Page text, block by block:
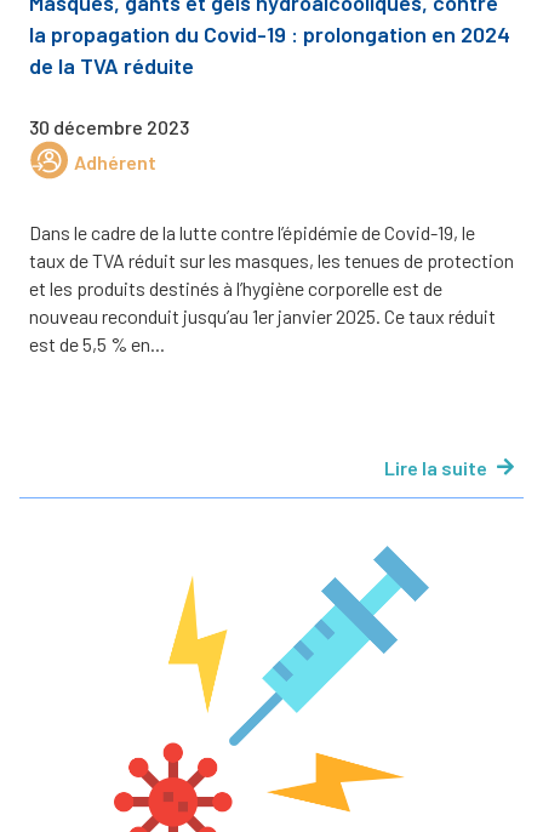
la propagation du Covid-19 : prolongation en 2024
de la TVA réduite
30 décembre 2023
Adhérent
Dans le cadre de la lutte contre l’épidémie de Covid-19, le
taux de TVA réduit sur les masques, les tenues de protection
et les produits destinés à l’hygiène corporelle est de
nouveau reconduit jusqu’au 1er janvier 2025. Ce taux réduit
est de 5,5 % en...
Lire la suite